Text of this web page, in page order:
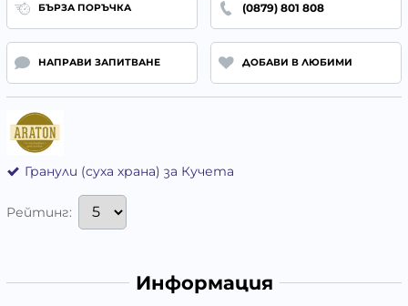
БЪРЗА ПОРЪЧКА (0879) 801 808
НАПРАВИ ЗАПИТВАНЕ ДОБАВИ В ЛЮБИМИ
Гранули (суха храна) за Кучета
Рейтинг:
Информация